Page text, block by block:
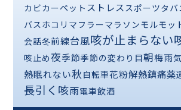
カビカーペット ストレススポーツタバ
バスホコリ マフラーマラソンモルモッ
会話冬前線台風咳が止まらない
咳止め夜季節季節の変わり目朝梅雨
熱眠れない秋 自転車花粉解熱鎮痛薬
長引く咳雨電車飲酒